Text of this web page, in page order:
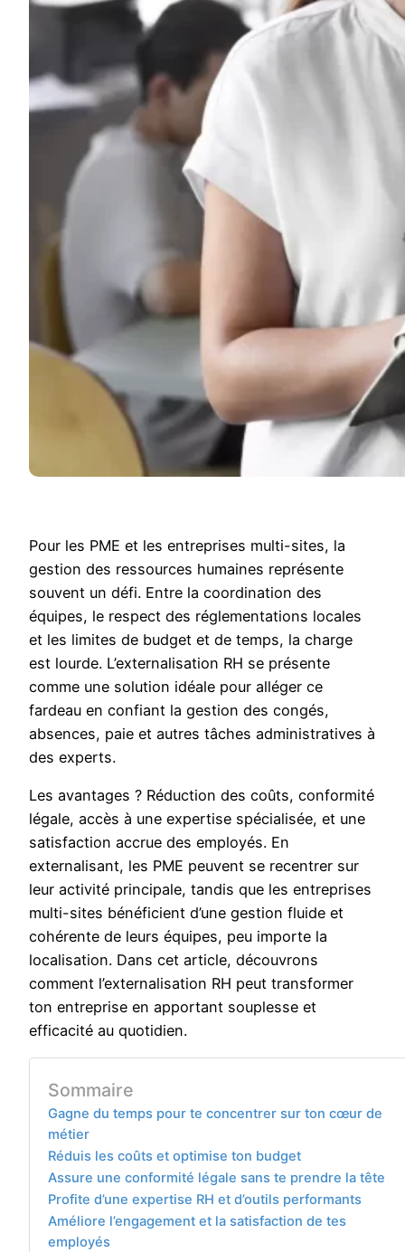
Pour les PME et les entreprises multi-sites, la
gestion des ressources humaines représente
souvent un défi. Entre la coordination des
équipes, le respect des réglementations locales
et les limites de budget et de temps, la charge
est lourde. L’externalisation RH se présente
comme une solution idéale pour alléger ce
fardeau en confiant la gestion des congés,
absences, paie et autres tâches administratives à
des experts.
Les avantages ? Réduction des coûts, conformité
légale, accès à une expertise spécialisée, et une
satisfaction accrue des employés. En
externalisant, les PME peuvent se recentrer sur
leur activité principale, tandis que les entreprises
multi-sites bénéficient d’une gestion fluide et
cohérente de leurs équipes, peu importe la
localisation. Dans cet article, découvrons
comment l’externalisation RH peut transformer
ton entreprise en apportant souplesse et
efficacité au quotidien.
Sommaire
Gagne du temps pour te concentrer sur ton cœur de
métier
Réduis les coûts et optimise ton budget
Assure une conformité légale sans te prendre la tête
Profite d’une expertise RH et d’outils performants
Améliore l’engagement et la satisfaction de tes
employés